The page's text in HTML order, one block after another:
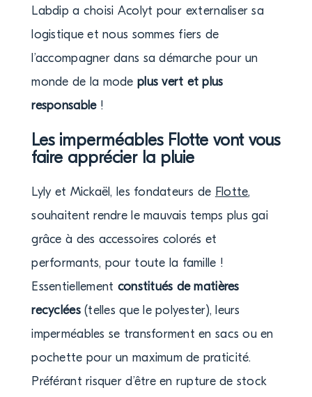
Labdip a choisi Acolyt pour externaliser sa
logistique et nous sommes fiers de
l’accompagner dans sa démarche pour un
monde de la mode plus vert et plus
responsable!
Les imperméables Flotte vont vous
faire apprécier la pluie
Lyly et Mickaël, les fondateurs de Flotte,
souhaitent rendre le mauvais temps plus gai
grâce à des accessoires colorés et
performants, pour toute la famille !
Essentiellement constitués de matières
recyclées(telles que le polyester), leurs
imperméables se transforment en sacs ou en
pochette pour un maximum de praticité.
Préférant risquer d’être en rupture de stock